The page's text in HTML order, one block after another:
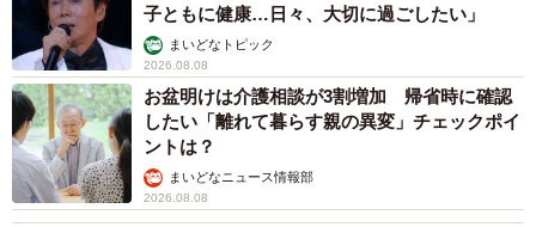
子ともに健康…日々、大切に過ごしたい」
まいどなトピック
2026.08.08
お盆明けは介護相談が3割増加 帰省時に確認
したい「離れて暮らす親の異変」チェックポイ
ントは？
まいどなニュース情報部
2026.08.08